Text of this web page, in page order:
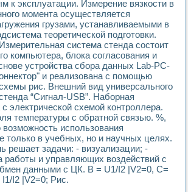
реометрических исследований на базе
измерителя иммитанса для исследова¬ния
электромагнитных переходных процессов
для исследования электрических переходных
контроля сварных швов на базе
контроль с применением
надежности и эффективности систем
практикумы и учебные стенды
лабораторного стенда по измерению
лабораторные комплексы для
прибор для исследования нелинейных
виртуальных приборов в процесе
программ ELECTRONICS WORKBENCH-
практикум по дисциплине «Цифровые
практикум по ИНС на основе LabVIEW
практикум по основам теории коммутации
к эксплуатации. Измерение вязкости в
момента осуществляется
грузами, устанавливаемыми в
теоретической подготовки.
система стенда состоит
компьютера, блока согласования и
устройства сбора данных Lab-PC-
и реализована с помощью
рис. Внешний вид универсального
“Сигнал-USB”. Наборная
электрической схемой контроллера.
температуры с обратной связью. %,
возможность использования
только в учебных, но и научных целях.
решает задачи: - визуализации; -
работы и управляющих воздействий с
данными с ЦК. В = U1/I2 |V2=0, C=
I2 |V2=0; Рис.